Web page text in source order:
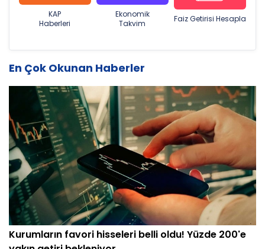
KAP
Haberleri
Ekonomik
Takvim
Faiz Getirisi Hesapla
En Çok Okunan Haberler
Kurumların favori hisseleri belli oldu! Yüzde 200'e